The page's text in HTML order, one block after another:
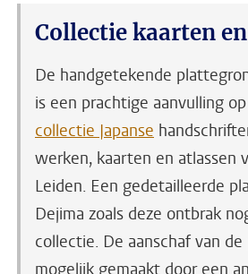
Collectie kaarten
De handgetekende
is een prachtige aanvulling op
collectie Japanse
werken, kaarten en atlassen
Leiden. Een gedetailleerde
Dejima zoals deze ontbrak
collectie. De aanschaf van
mogelijk gemaakt door een